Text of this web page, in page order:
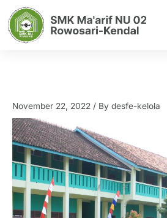
content
November 22, 2022 / By desfe-kelola